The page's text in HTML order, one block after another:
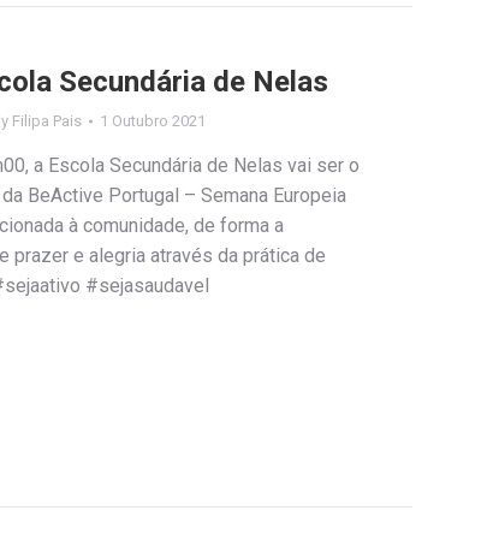
Secundária de Nelas
Filipa Pais 1 Outubro 2021
a Escola Secundária de Nelas vai ser o
BeActive Portugal – Semana Europeia
à comunidade, de forma a
prazer e alegria através da prática de
#sejasaudavel